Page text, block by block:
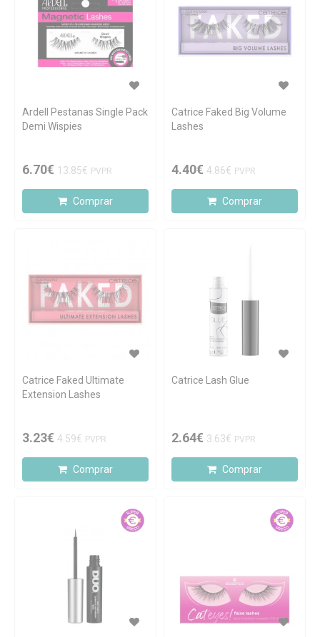
Ardell Pestanas Single Pack
Demi Wispies
6.70€ 13.85€ PVPR
Comprar
Catrice Faked Big Volume
Lashes
4.40€ 4.86€ PVPR
Comprar
Catrice Faked Ultimate
Extension Lashes
3.23€ 4.59€ PVPR
Comprar
Catrice Lash Glue
2.64€ 3.63€ PVPR
Comprar